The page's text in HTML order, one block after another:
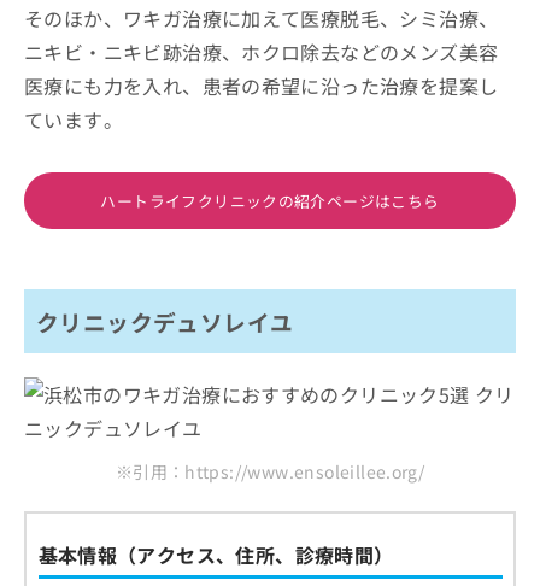
そのほか、ワキガ治療に加えて医療脱毛、シミ治療、
ニキビ・ニキビ跡治療、ホクロ除去などのメンズ美容
医療にも力を入れ、患者の希望に沿った治療を提案し
ています。
ハートライフクリニックの紹介ページはこちら
クリニックデュソレイユ
※引用：https://www.ensoleillee.org/
基本情報（アクセス、住所、診療時間）